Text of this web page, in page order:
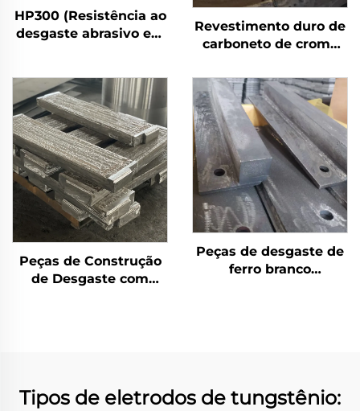
HP300 (Resistência ao
desgaste abrasivo em
Revestimento duro de
carboneto de cromo
desgaste na mesa de
moagem
Peças de Construção
de Desgaste com
Peças de desgaste de
ferro branco
Tipos de eletrodos de tungstênio: